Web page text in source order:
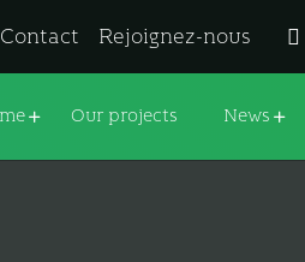
Contact Rejoignez-nous
Our projects News